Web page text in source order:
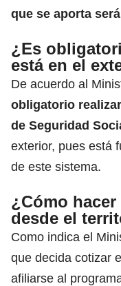
que se aporta
¿Es
está en el
De acuerdo al
obligatorio
de Seguridad
exterior, pues está
de este sistema.
¿Cómo
desde el
Como indica el
que decida cotizar
afiliarse al